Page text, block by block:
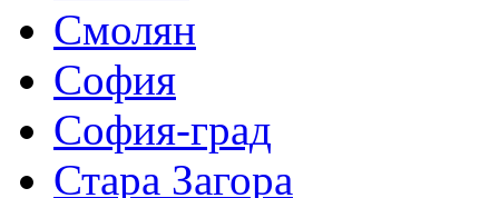
Смолян
София
София-град
Стара Загора